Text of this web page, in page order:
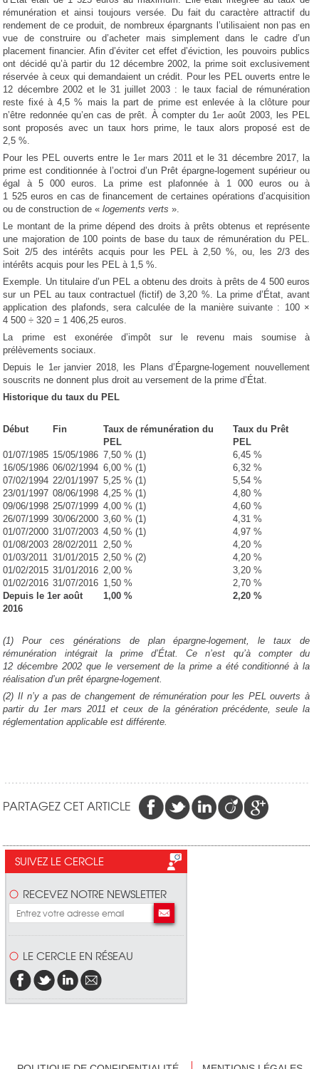
rémunération et ainsi toujours versée. Du fait du caractère attractif du
rendement de ce produit, de nombreux épargnants l’utilisaient non pas en
vue de construire ou d’acheter mais simplement dans le cadre d’un
placement financier. Afin d’éviter cet effet d’éviction, les pouvoirs publics
ont décidé qu’à partir du 12 décembre 2002, la prime soit exclusivement
réservée à ceux qui demandaient un crédit. Pour les PEL ouverts entre le
12 décembre 2002 et le 31 juillet 2003 : le taux facial de rémunération
reste fixé à 4,5 % mais la part de prime est enlevée à la clôture pour
n’être redonnée qu’en cas de prêt. À compter du 1er août 2003, les PEL
sont proposés avec un taux hors prime, le taux alors proposé est de
2,5 %.
Pour les PEL ouverts entre le 1er mars 2011 et le 31 décembre 2017, la
prime est conditionnée à l’octroi d’un Prêt épargne-logement supérieur ou
égal à 5 000 euros. La prime est plafonnée à 1 000 euros ou à
1 525 euros en cas de financement de certaines opérations d’acquisition
ou de construction de «logements verts ».
Le montant de la prime dépend des droits à prêts obtenus et représente
une majoration de 100 points de base du taux de rémunération du PEL.
Soit 2/5 des intérêts acquis pour les PEL à 2,50 %, ou, les 2/3 des
intérêts acquis pour les PEL à 1,5 %.
Exemple. Un titulaire d’un PEL a obtenu des droits à prêts de 4 500 euros
sur un PEL au taux contractuel (fictif) de 3,20 %. La prime d’État, avant
application des plafonds, sera calculée de la manière suivante : 100 ×
4 500 ÷ 320 = 1 406,25 euros.
La prime est exonérée d’impôt sur le revenu mais soumise à
prélèvements sociaux.
Depuis le 1erjanvier 2018, les Plans d’Épargne-logement nouvellement
souscrits ne donnent plus droit au versement de la prime d’État.
Historique du taux du PEL
Début Fin
Taux de rémunération du
PEL
Taux du Prêt
PEL
01/07/1985 15/05/1986 7,50 % (1)
6,45 %
16/05/1986 06/02/1994 6,00 % (1)
6,32 %
07/02/1994 22/01/1997 5,25 % (1)
5,54 %
23/01/1997 08/06/1998 4,25 % (1)
4,80 %
09/06/1998 25/07/1999 4,00 % (1)
4,60 %
26/07/1999 30/06/2000 3,60 % (1)
4,31 %
01/07/2000 31/07/2003 4,50 % (1)
4,97 %
01/08/2003 28/02/2011 2,50 %
4,20 %
01/03/2011 31/01/2015 2,50 % (2)
4,20 %
01/02/2015 31/01/2016 2,00 %
3,20 %
01/02/2016 31/07/2016 1,50 %
2,70 %
Depuis le 1er août
2016
1,00 % 2,20 %
(1) Pour ces générations de plan épargne-logement, le taux de
rémunération intégrait la prime d’État. Ce n’est qu’à compter du
12 décembre 2002 que le versement de la prime a été conditionné à la
réalisation d’un prêt épargne-logement.
(2) Il n’y a pas de changement de rémunération pour les PEL ouverts à
partir du 1er mars 2011 et ceux de la génération précédente, seule la
réglementation applicable est différente.
PARTAGEZ CET ARTICLE
SUIVEZ LE CERCLE
RECEVEZ NOTRE NEWSLETTER
LE CERCLE EN RÉSEAU